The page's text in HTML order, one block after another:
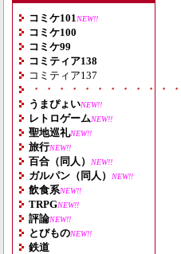
コミケ101 NEW!!
コミケ100
コミケ99
コミティア138
コミティア137
・・・・・・・・・・・
うまぴょいNEW!!
レトロゲームNEW!!
聖地巡礼NEW!!
旅行NEW!!
百合（同人） NEW!!
ガルパン（同人） NEW!!
飲食系NEW!!
TRPGNEW!!
評論NEW!!
とびものNEW!!
鉄道